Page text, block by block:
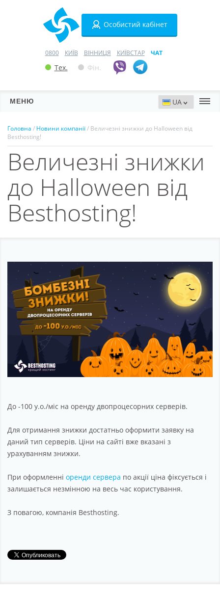
Особистий кабінет
0800 КИЇВ ВІННИЦЯ КИЇВСТАР ЧАТ
Тех. Фін.
МЕНЮ
Хостинг
Домени
VPN
SSL
Про компанію
Головна / Новини компанії/ Величезні знижки до Halloween від
Besthosting!
Величезні знижки
до Halloween від
Besthosting!
До -100 у.о./міс на оренду двопроцесорних серверів.
Для отримання знижки достатньо оформити заявку на
даний тип серверів. Ціни на сайті вже вказані з
урахуванням знижки.
При оформленні оренди сервера по акції ціна фіксується і
залишається незмінною на весь час користування.
З повагою, компанія Besthosting.